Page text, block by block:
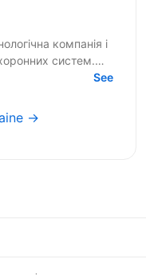
компанія і
систем.
на
See
→